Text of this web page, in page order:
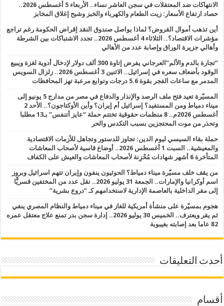
الانتهاكات ضد المعتقلات في سجن العاشر نساء.. الأربعاء 5 أغسطس 2026..
حصاد ارتفاع الأسعار: زيت الطعام والكهرباء والخبز وشبح إغلاق المخابز
أين تذهب أموال القروض؟ لماذا يواصل صندوق النقد إقراض الحكومة رغم تراجع
مؤشرات الاقتصاد؟.. الثلاثاء 4 أغسطس 2026.. تجدد الاشتباكات بين الشرطة
وأهالي جزيرة الوراق وإصابة عدد من الأهالي
“تجارة بالدم والألم”العرجاني يفرض إتاوة 300 ألف دولار لإدخال أدوية لغزة ويبيع
الوقود بأضعاف سعره في إسرائيل.. الاثنين 3 أغسطس 2026.. زلزال السويس
المدمر مع ساعات الفجر بقوة 5.6 درجات وتوابع مرعبة تهز المحافظات
المسيّرة تعيد فتح ملف الرصد والإنذار والدفاع في مصر من مدارج 5 يونيو إلى
ميناء دمياط ومن المستفيد؟ إسرائيل أم إيران؟ وأين الأوكتاجون؟.. الأحد 2
أغسطس 2026م.. 8 منظمات حقوقية تختتم حملة “عايز أتنفس” بـ13 مطلبا
وتحذر من موت المحتجزين بسبب التكدس والحر
حملة بقاء السيسي ليوم الدين: تجاوز للدستور وتجاهل للأزمات الاقتصادية
والمعيشية.. السبت 1 أغسطس 2026.. أوضاع قاسية لأصحاب المعاشات
المتأخرة 6 أشهر شهادات مُحْزِنة لأصحاب المعاشات والعيش على الكفاف
من يقف خلف مسيّرة ميناء دمياط؟ الحوثيون ينفون وإيران تتهم اسرائيل وبروز
اسم أوكرانيا والإمارات.. الجمعة 31 يوليو 2026.. نقل عدد من المختفين قسريًّا
إلى مقر الداخلية بالعاصمة الإدارية لاستخدامهم كـ “دروع بشرية”
هجوم بمسيّرة على منشأة أمريكية للغاز في ميناء دمياط والنظام المصري ينفي
ثم يقر ويعترف.. الخميس 30 يوليو 2026.. إدارة سجن بدر تمنع علاج معتقل عمره
82 عاما بعد إصابته بغيبوبة
أحدث التعليقات
أقسام